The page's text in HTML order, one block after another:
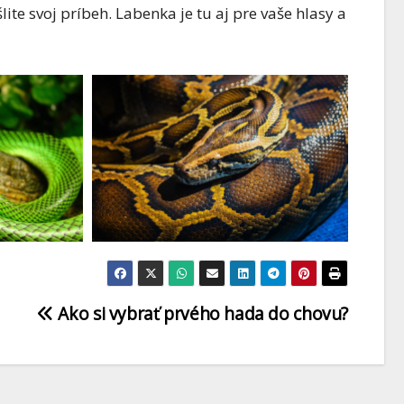
svoj príbeh. Labenka je tu aj pre vaše hlasy a
Ako si vybrať prvého hada do chovu?
– malý
presným
0 COMMENTS
HADY
Užovka
tenkochvostá
(Orthriophis
taeniurus) – chov a
22 FEBRUÁRA, 2026 0